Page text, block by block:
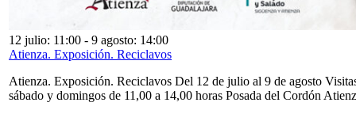
12 julio: 11:00 - 9 agosto: 14:00
Atienza. Exposición. Reciclavos
Atienza. Exposición. Reciclavos Del 12 de julio al 9 de agosto
sábado y domingos de 11,00 a 14,00 horas Posada del Cordón